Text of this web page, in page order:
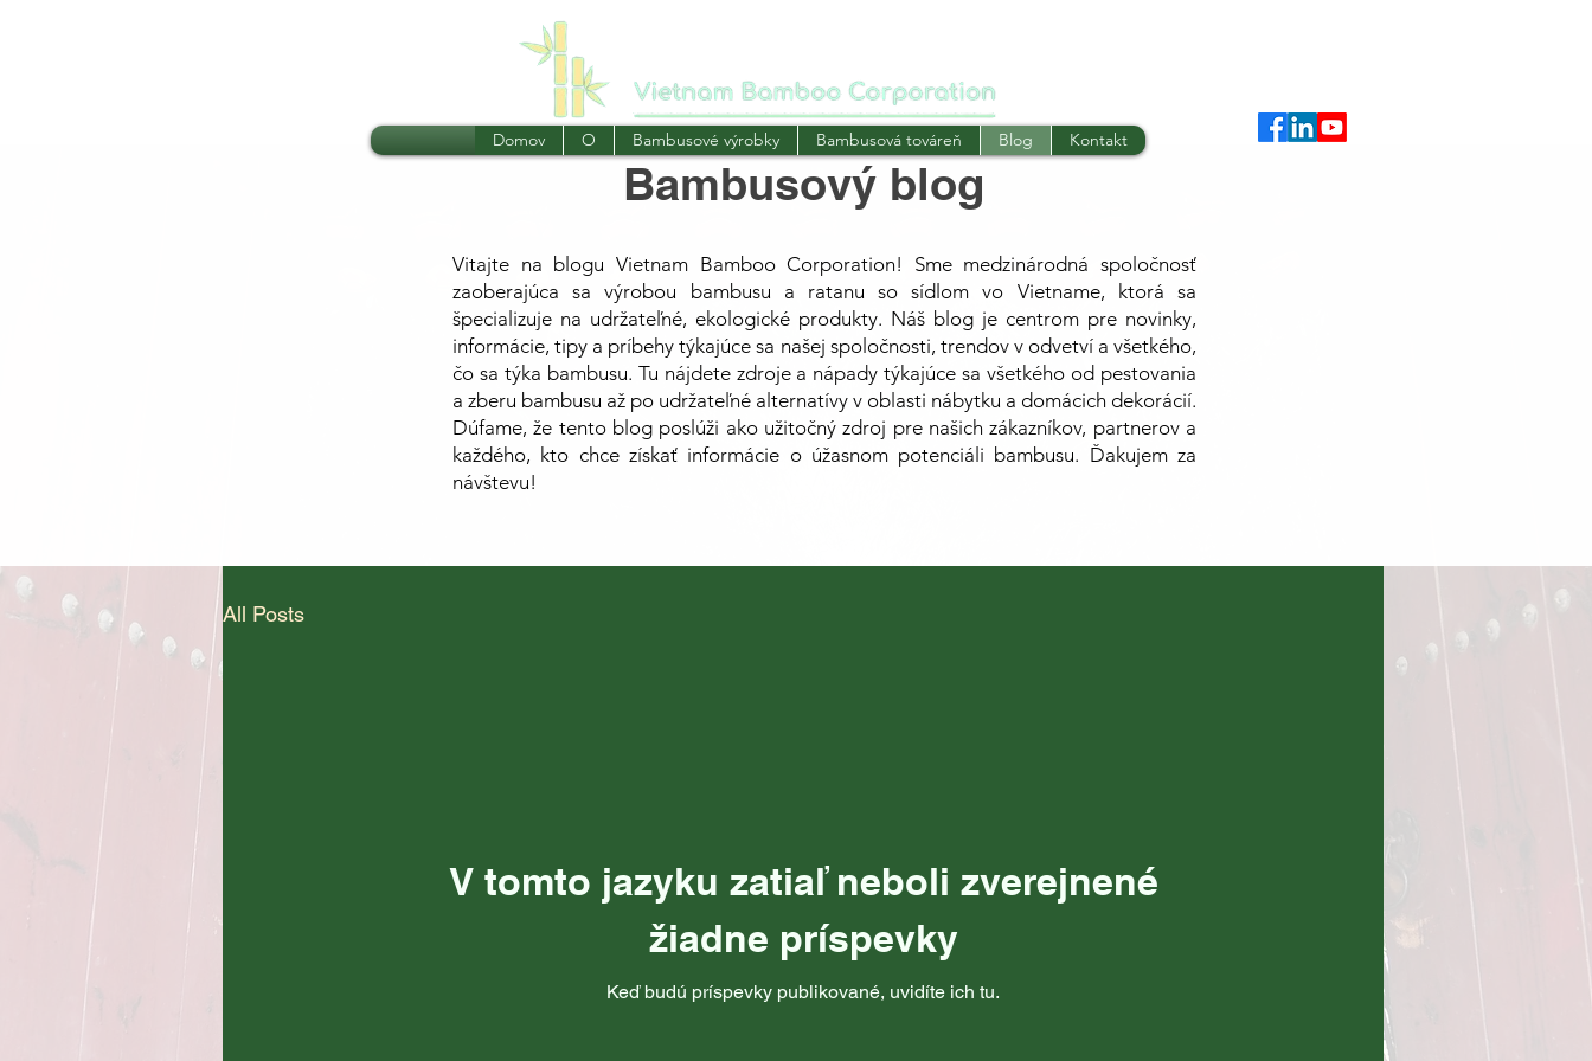
Domov O Bambusové výrobky Bambusová továreň Blog Kontakt
Bambusový blog
Vitajte na blogu Vietnam Bamboo Corporation! Sme medzinárodná spoločnosť
zaoberajúca sa výrobou bambusu a ratanu so sídlom vo Vietname, ktorá sa
špecializuje na udržateľné, ekologické produkty. Náš blog je centrom pre novinky,
informácie, tipy a príbehy týkajúce sa našej spoločnosti, trendov v odvetví a všetkého,
čo sa týka bambusu. Tu nájdete zdroje a nápady týkajúce sa všetkého od pestovania
a zberu bambusu až po udržateľné alternatívy v oblasti nábytku a domácich dekorácií.
Dúfame, že tento blog poslúži ako užitočný zdroj pre našich zákazníkov, partnerov a
každého, kto chce získať informácie o úžasnom potenciáli bambusu. Ďakujem za
návštevu!
All Posts
V tomto jazyku zatiaľ neboli zverejnené
žiadne príspevky
Keď budú príspevky publikované, uvidíte ich tu.